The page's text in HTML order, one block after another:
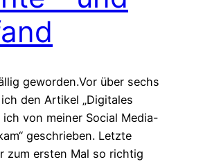
geworden.Vor über sechs
den Artikel „Digitales
ich von meiner Social Media-
geschrieben. Letzte
zum ersten Mal so richtig